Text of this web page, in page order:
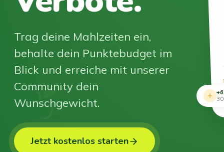
Trag deine Mahlzeiten ein,
behalte dein Punktebudget im
Blick und erreiche mit unserer
Community dein
Wunschgewicht.
Jetzt kostenlos starten